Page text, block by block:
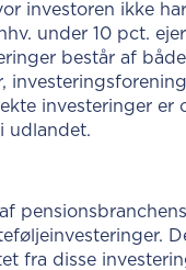
investoren ikke
under 10 pct.
består af
investeringer er
udlandet.
fra disse